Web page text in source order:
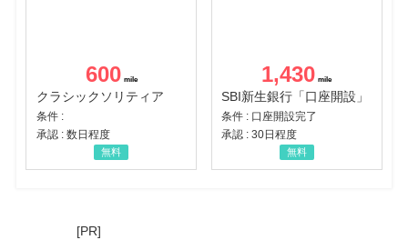
600
クラシックソリティア
条件 :
承認 : 数日程度
無料
1,430
SBI新生銀行「口座開設」
条件 : 口座開設完了
承認 : 30日程度
無料
[PR]